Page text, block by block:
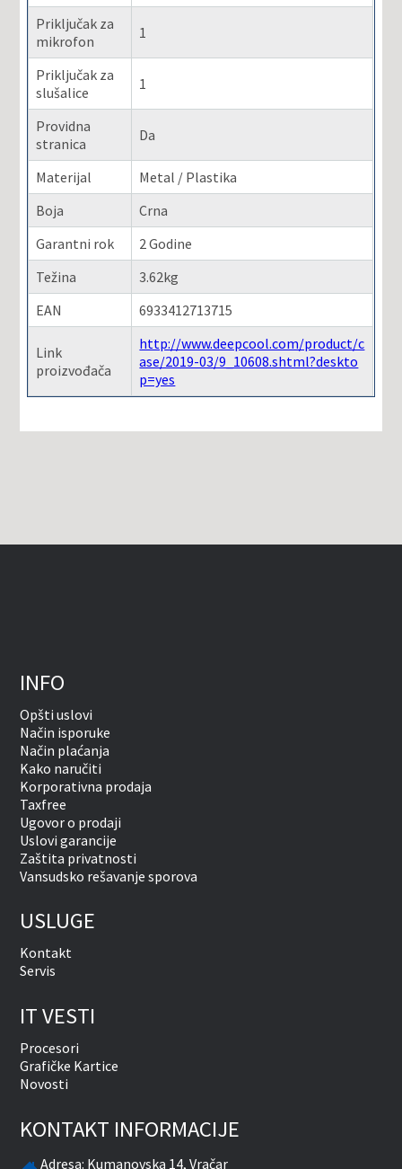
Priključak za
mikrofon
1
Priključak za
slušalice
1
Providna
stranica
Da
Materijal
Metal / Plastika
Boja
Crna
Garantni rok
2 Godine
Težina
3.62kg
EAN
6933412713715
Link
proizvođača
http://www.deepcool.com/product/c
ase/2019-03/9_10608.shtml?deskto
p=yes
INFO
Opšti uslovi
Način isporuke
Način plaćanja
Kako naručiti
Korporativna prodaja
Taxfree
Ugovor o prodaji
Uslovi garancije
Zaštita privatnosti
Vansudsko rešavanje sporova
USLUGE
Kontakt
Servis
IT VESTI
Procesori
Grafičke Kartice
Novosti
KONTAKT INFORMACIJE
Adresa: Kumanovska 14, Vračar